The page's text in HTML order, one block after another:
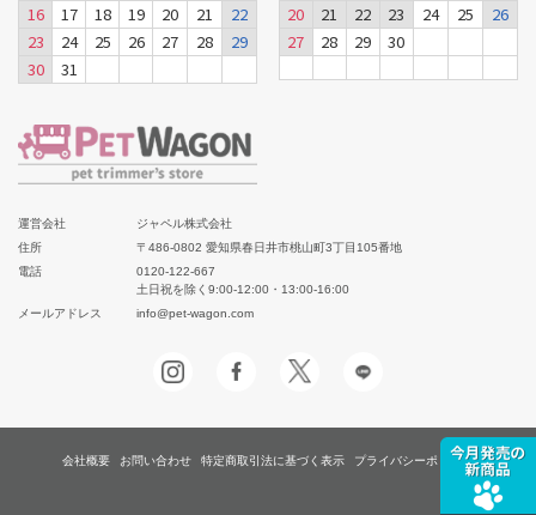
16
17 18 19 20 21
22
23
24 25 26 27 28
29
30
31
20
21 22 23 24 25
26
27
28 29 30
運営会社
ジャペル株式会社
住所
〒486-0802 愛知県春日井市桃山町3丁目105番地
電話
0120-122-667
土日祝を除く9:00-12:00・13:00-16:00
メールアドレス
info@pet-wagon.com
会社概要 お問い合わせ 特定商取引法に基づく表示 プライバシーポリシー